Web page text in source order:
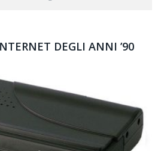
DEGLI ANNI ’90